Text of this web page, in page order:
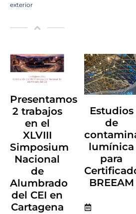
exterior
Presentamos
2 trabajos
en el
XLVIII
Simposium
Nacional
de
Alumbrado
del CEI en
Cartagena
Estudios
de
lumínica
para
BREEAM